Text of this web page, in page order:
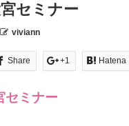
セミナー
viviann
Share +1 Hatena
セミナー